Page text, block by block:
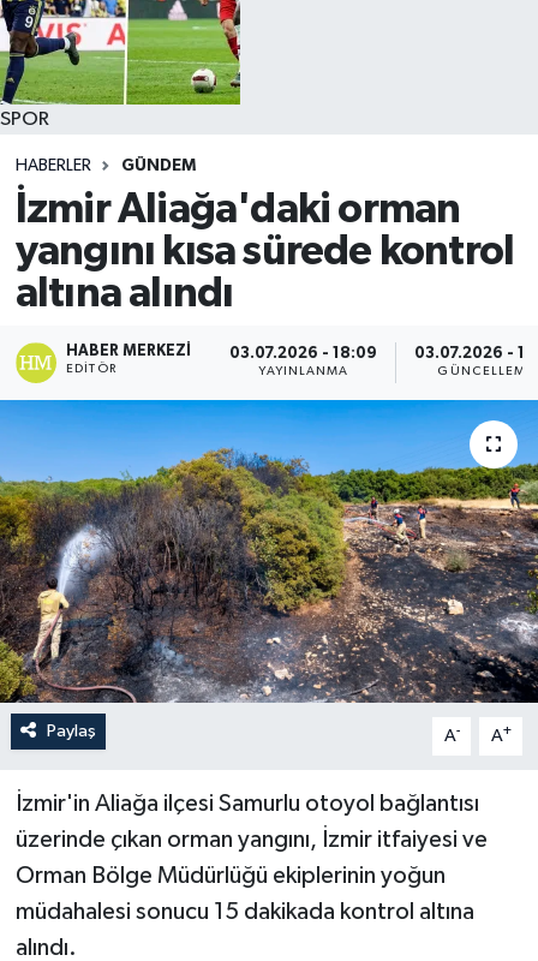
SPOR
HABERLER GÜNDEM
İzmir Aliağa'daki orman
yangını kısa sürede kontrol
altına alındı
HABER MERKEZI
EDITÖR
03.07.2026 - 18:09
YAYINLANMA
03.07.2026 -
GÜNCELLEME
Paylaş A- A+
İzmir'in Aliağa ilçesi Samurlu otoyol bağlantısı
üzerinde çıkan orman yangını, İzmir itfaiyesi ve
Orman Bölge Müdürlüğü ekiplerinin yoğun
müdahalesi sonucu 15 dakikada kontrol altına
alındı.